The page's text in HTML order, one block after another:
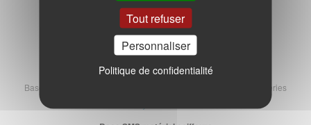
Base de 8.381 numéros de portable SMS des manucures et ongleries
Tout refuser
Personnaliser
Politique de confidentialité